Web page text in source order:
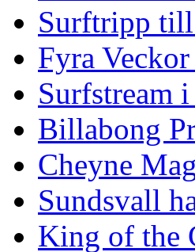
Surftripp till
Fyra
Surfstream
Billabong
Cheyne
Sundsvall
King of the